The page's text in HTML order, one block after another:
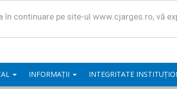
continuare pe site-ul www.cjarges.ro, vă
INFORMAȚII INTEGRITATE